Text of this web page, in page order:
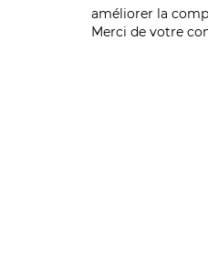
améliorer la
Merci de votre